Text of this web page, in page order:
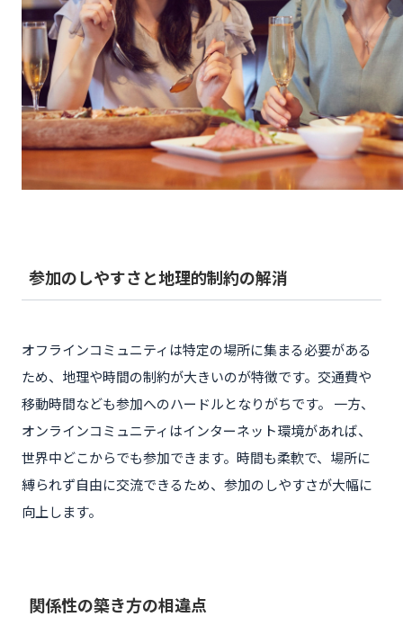
参加のしやすさと地理的制約の解消
オフラインコミュニティは特定の場所に集まる必要がある
ため、地理や時間の制約が大きいのが特徴です。交通費や
移動時間なども参加へのハードルとなりがちです。 一方、
オンラインコミュニティはインターネット環境があれば、
世界中どこからでも参加できます。時間も柔軟で、場所に
縛られず自由に交流できるため、参加のしやすさが大幅に
向上します。
関係性の築き方の相違点